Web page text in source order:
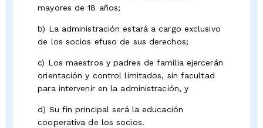
mayores de 18 años;
b) La administración estará a cargo exclusivo
de los socios efuso de sus derechos;
c) Los maestros y padres de familia ejercerán
orientación y control limitados, sin facultad
para intervenir en la administración, y
d) Su fin principal será la educación
cooperativa de los socios.